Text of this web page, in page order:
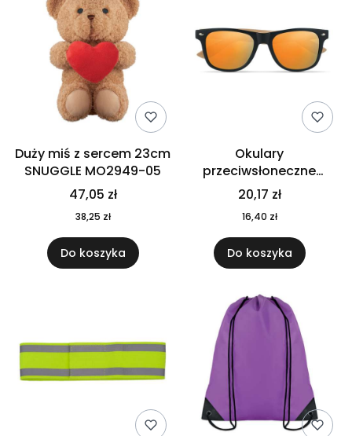
Duży miś z sercem 23cm
SNUGGLE MO2949-05
47,05 zł
38,25 zł
Do koszyka
Okulary
przeciwsłoneczne
CALIFORNIA TOUCH
MO9617-10
20,17 zł
16,40 zł
Do koszyka